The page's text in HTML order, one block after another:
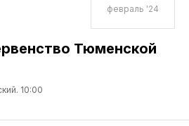
февраль '24
Тюменской
10:00